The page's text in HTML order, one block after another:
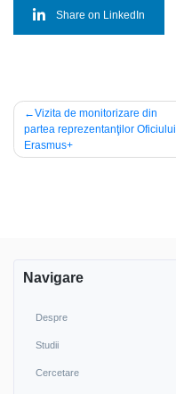
Share on LinkedIn
Navigare
în
articole
Vizita de monitorizare din
partea reprezentanţilor Oficiului
Erasmus+
Navigare
Despre
Studii
Cercetare